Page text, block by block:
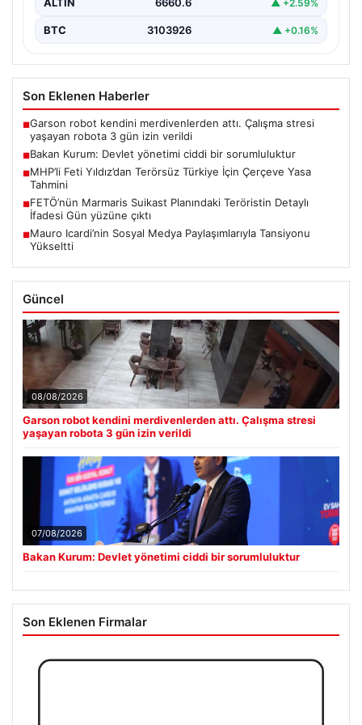
ALTIN 6660.6 ▲ +2.59%
BTC 3103926 ▲ +0.16%
Son Eklenen Haberler
■Garson robot kendini merdivenlerden attı. Çalışma stresi
yaşayan robota 3 gün izin verildi
■Bakan Kurum: Devlet yönetimi ciddi bir sorumluluktur
■MHP’li Feti Yıldız’dan Terörsüz Türkiye İçin Çerçeve Yasa
Tahmini
■FETÖ’nün Marmaris Suikast Planındaki Teröristin Detaylı
İfadesi Gün yüzüne çıktı
■Mauro Icardi’nin Sosyal Medya Paylaşımlarıyla Tansiyonu
Yükseltti
Güncel
08/08/2026
Garson robot kendini merdivenlerden attı. Çalışma stresi
yaşayan robota 3 gün izin verildi
07/08/2026
Bakan Kurum: Devlet yönetimi ciddi bir sorumluluktur
Son Eklenen Firmalar